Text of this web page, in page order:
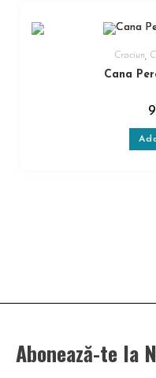
Craciun
Cana
Abonează-te la